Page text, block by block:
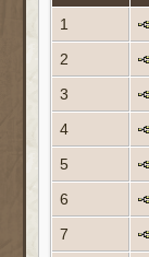
1
2
3
4
5
6
7